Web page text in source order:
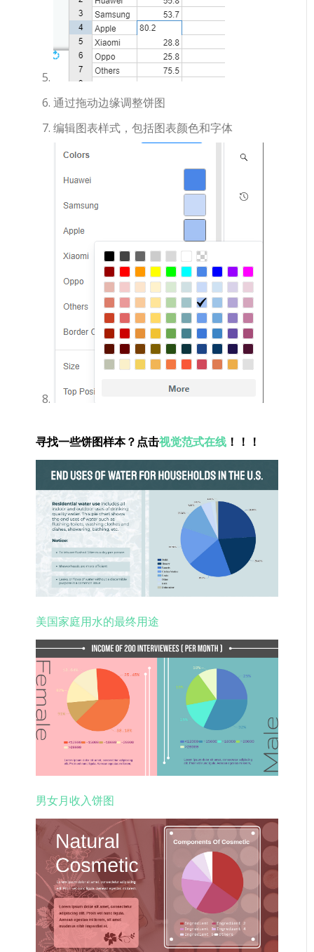
通过拖动边缘调整饼图
编辑图表样式，包括图表颜色和字体
寻找一些饼图样本？点击视觉范式在线 ！！！
美国家庭用水的最终用途
男女月收入饼图